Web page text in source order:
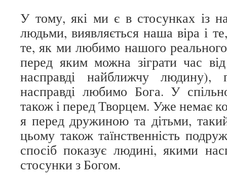
У тому, які ми є в стосунках із
людьми, виявляється наша віра і
те, як ми любимо нашого
перед яким можна зіграти час
насправді найближчу
насправді любимо Бога. У
також і перед Творцем. Уже немає
я перед дружиною та дітьми,
цьому також таїнственність
спосіб показує людині, якими
стосунки з Богом.